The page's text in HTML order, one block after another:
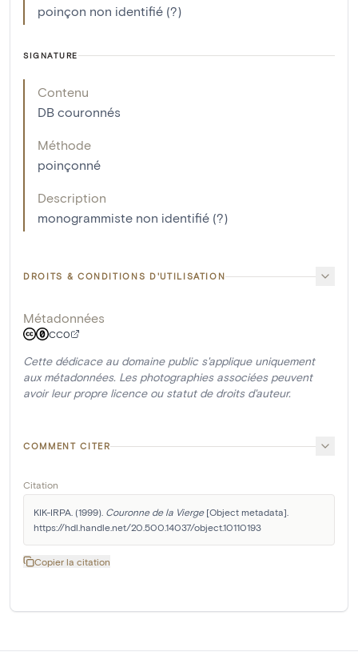
poinçon non identifié (?)
SIGNATURE
Contenu
DB couronnés
Méthode
poinçonné
Description
monogrammiste non identifié (?)
DROITS & CONDITIONS D'UTILISATION
Métadonnées
CC0
Cette dédicace au domaine public s'applique uniquement
aux métadonnées. Les photographies associées peuvent
avoir leur propre licence ou statut de droits d'auteur.
COMMENT CITER
Citation
KIK-IRPA. (1999). Couronne de la Vierge [Object metadata].
https://hdl.handle.net/20.500.14037/object.10110193
Copier la citation